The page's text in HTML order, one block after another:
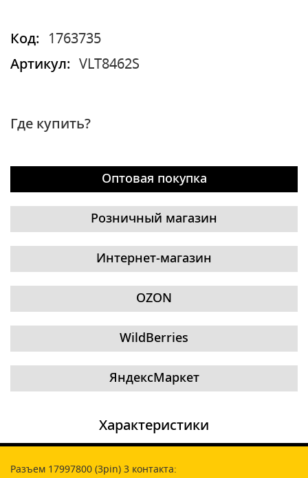
Код:
1763735
Артикул:
VLT8462S
Где купить?
Оптовая покупка
Розничный магазин
Интернет-магазин
OZON
WildBerries
ЯндексМаркет
Характеристики
Разъем 17997800 (3pin) 3 контакта: